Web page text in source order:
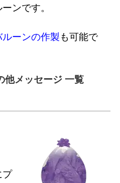
ンです。
ーンの作製も可能で
他メッセージ 一覧
プ